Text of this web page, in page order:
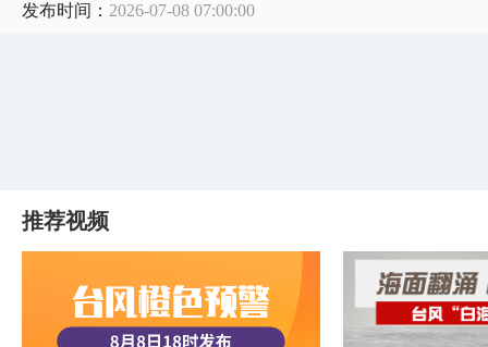
发布时间： 2026-07-08 07:00:00
推荐视频